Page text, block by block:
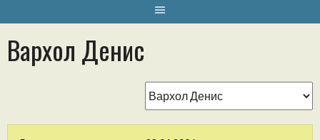
Вархол Денис